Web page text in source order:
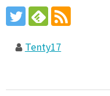
Tenty17